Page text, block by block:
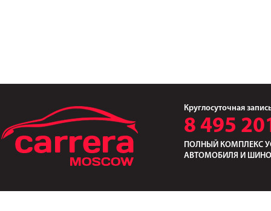
Круглосуточная
8 495
ПОЛНЫЙ КОМПЛЕКС
АВТОМОБИЛЯ И